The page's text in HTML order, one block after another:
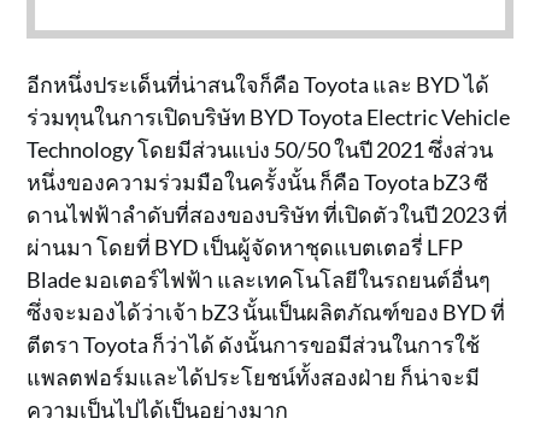
อีกหนึ่งประเด็นที่น่าสนใจก็คือ Toyota และ BYD ได้
ร่วมทุนในการเปิดบริษัท BYD Toyota Electric Vehicle
Technology โดยมีส่วนแบ่ง 50/50 ในปี 2021 ซึ่งส่วน
หนึ่งของความร่วมมือในครั้งนั้น ก็คือ Toyota bZ3 ซี
ดานไฟฟ้าลำดับที่สองของบริษัท ที่เปิดตัวในปี 2023 ที่
ผ่านมา โดยที่ BYD เป็นผู้จัดหาชุดแบตเตอรี่ LFP
Blade มอเตอร์ไฟฟ้า และเทคโนโลยีในรถยนต์อื่นๆ
ซึ่งจะมองได้ว่าเจ้า bZ3 นั้นเป็นผลิตภัณฑ์ของ BYD ที่
ตีตรา Toyota ก็ว่าได้ ดังนั้นการขอมีส่วนในการใช้
แพลตฟอร์มและได้ประโยชน์ทั้งสองฝ่าย ก็น่าจะมี
ความเป็นไปได้เป็นอย่างมาก